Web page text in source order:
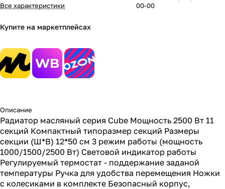
Все характеристики
Купите на маркетплейсах
00-00
Описание
Радиатор масляный серия Cube Мощность 2500 Вт 11
секций Компактный типоразмер секций Размеры
секции (Ш*В) 12*50 см 3 режим работы (мощность
1000/1500/2500 Вт) Световой индикатор работы
Регулируемый термостат - поддержание заданой
температуры Ручка для удобства перемещения Ножки
с колесиками в комплекте Безопасный корпус,